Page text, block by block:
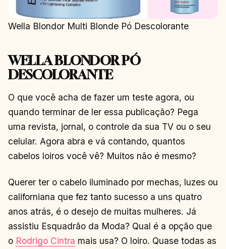
Wella Blondor Multi Blonde Pó Descolorante
WELLA BLONDOR PÓ
DESCOLORANTE
O que você acha de fazer um teste agora, ou
quando terminar de ler essa publicação? Pega
uma revista, jornal, o controle da sua TV ou o seu
celular. Agora abra e vá contando, quantos
cabelos loiros você vê? Muitos não é mesmo?
Querer ter o cabelo iluminado por mechas, luzes ou
californiana que fez tanto sucesso a uns quatro
anos atrás, é o desejo de muitas mulheres. Já
assistiu Esquadrão da Moda? Qual é a opção que
o Rodrigo Cintra mais usa? O loiro. Quase todas as